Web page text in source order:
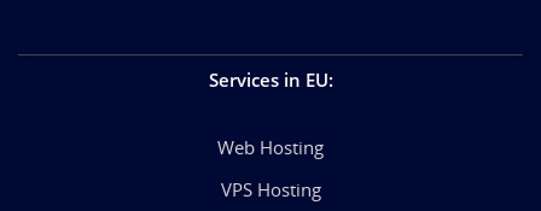
Services in EU:
Web Hosting
VPS Hosting